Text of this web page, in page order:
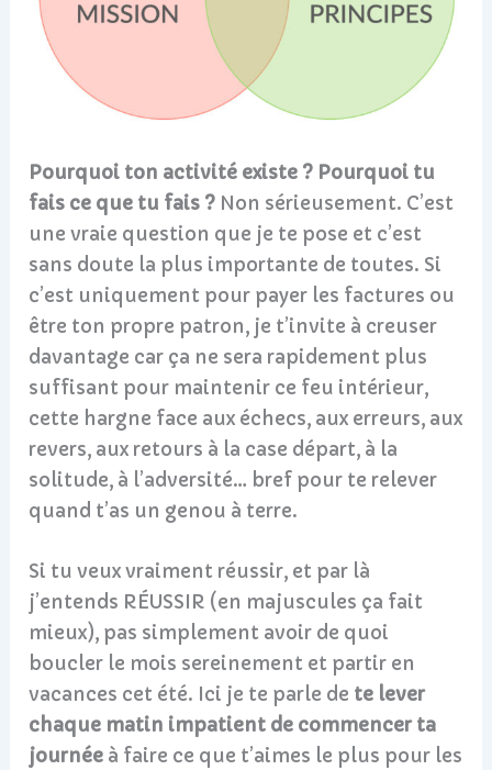
Pourquoi ton activité existe ? Pourquoi tu
fais ce que tu fais ? Non sérieusement. C’est
une vraie question que je te pose et c’est
sans doute la plus importante de toutes. Si
c’est uniquement pour payer les factures ou
être ton propre patron, je t’invite à creuser
davantage car ça ne sera rapidement plus
suffisant pour maintenir ce feu intérieur,
cette hargne face aux échecs, aux erreurs, aux
revers, aux retours à la case départ, à la
solitude, à l’adversité… bref pour te relever
quand t’as un genou à terre.
Si tu veux vraiment réussir, et par là
j’entends RÉUSSIR (en majuscules ça fait
mieux), pas simplement avoir de quoi
boucler le mois sereinement et partir en
vacances cet été. Ici je te parle de te lever
chaque matin impatient de commencer ta
journée à faire ce que t’aimes le plus pour les